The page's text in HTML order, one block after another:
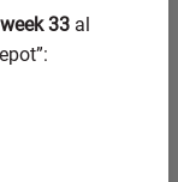
nauwkeurige
33 al